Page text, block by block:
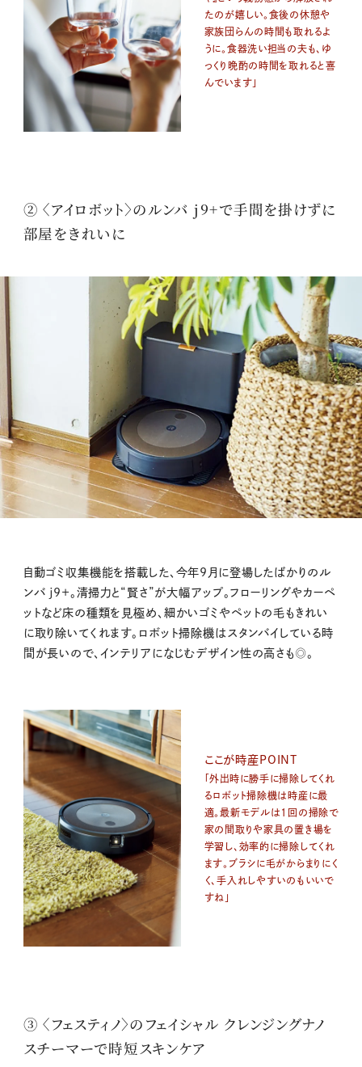
たのが嬉しい。食後の休憩や
家族団らんの時間も取れるよ
うに。食器洗い担当の夫も、ゆ
っくり晩酌の時間を取れると喜
んでいます」
② 〈アイロボット〉のルンバ j9+で手間を掛けずに
部屋をきれいに
自動ゴミ収集機能を搭載した、今年9月に登場したばかりのル
ンバ j9＋。清掃力と“賢さ”が大幅アップ。フローリングやカーペ
ットなど床の種類を見極め、細かいゴミやペットの毛もきれい
に取り除いてくれます。ロボット掃除機はスタンバイしている時
間が長いので、インテリアになじむデザイン性の高さも◎。
ここが時産POINT
「外出時に勝手に掃除してくれ
るロボット掃除機は時産に最
適。最新モデルは1回の掃除で
家の間取りや家具の置き場を
学習し、効率的に掃除してくれ
ます。ブラシに毛がからまりにく
く、手入れしやすいのもいいで
すね」
③ 〈フェスティノ〉のフェイシャル クレンジングナノ
スチーマーで時短スキンケア